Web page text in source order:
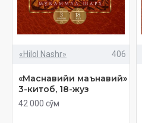
«Hilol Nashr» 406
«Маснавийи маънавий»
3-китоб, 18-жуз
42 000 сўм